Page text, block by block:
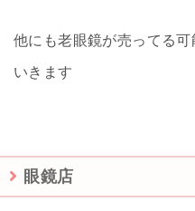
他にも老眼鏡が売ってる
いきます
眼鏡店